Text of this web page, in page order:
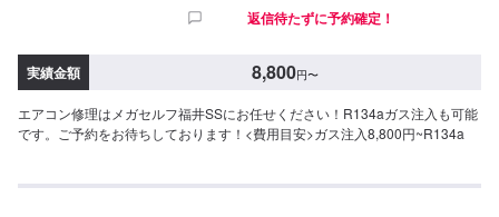
返信待たずに予約確定！
実績金額 8,800円〜
エアコン修理はメガセルフ福井SSにお任せください！R134aガス注入も可能
です。ご予約をお待ちしております！<費用目安>ガス注入8,800円~R134a